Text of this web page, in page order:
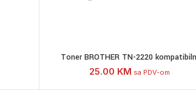
Toner BROTHER TN-2220
25.00 KM sa PDV-om